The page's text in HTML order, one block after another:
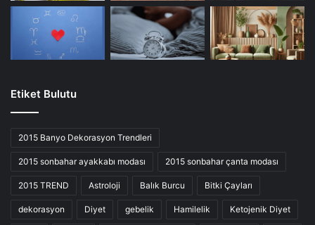
Etiket Bulutu
2015 Banyo Dekorasyon Trendleri
2015 sonbahar ayakkabı modası 2015 sonbahar çanta modası
2015 TREND Astroloji Balık Burcu Bitki Çayları
dekorasyon Diyet gebelik Hamilelik Ketojenik Diyet